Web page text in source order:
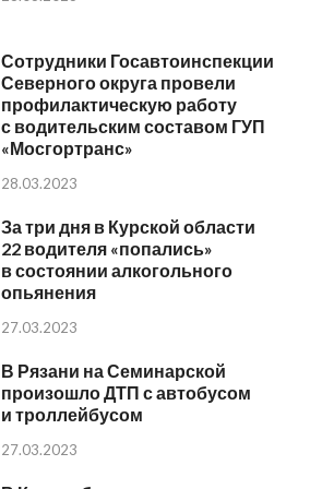
Сотрудники Госавтоинспекции
Северного округа провели
профилактическую работу
с водительским составом ГУП
«Мосгортранс»
28.03.2023
За три дня в Курской области
22 водителя «попались»
в состоянии алкогольного
опьянения
27.03.2023
В Рязани на Семинарской
произошло ДТП с автобусом
и троллейбусом
27.03.2023